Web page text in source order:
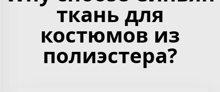
ткань для
костюмов из
полиэстера?